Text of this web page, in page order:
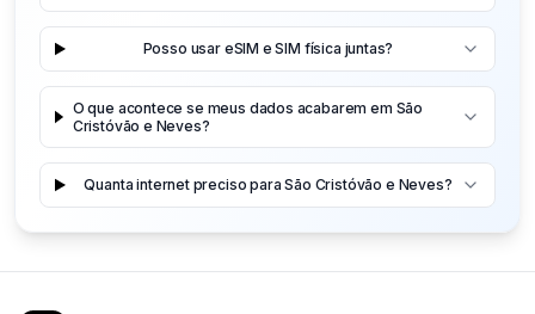
Posso usar eSIM e SIM física juntas?
O que acontece se meus dados acabarem em São
Cristóvão e Neves?
Quanta internet preciso para São Cristóvão e Neves?